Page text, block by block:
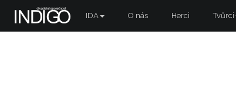
IDA O nás Herci Tvůrci